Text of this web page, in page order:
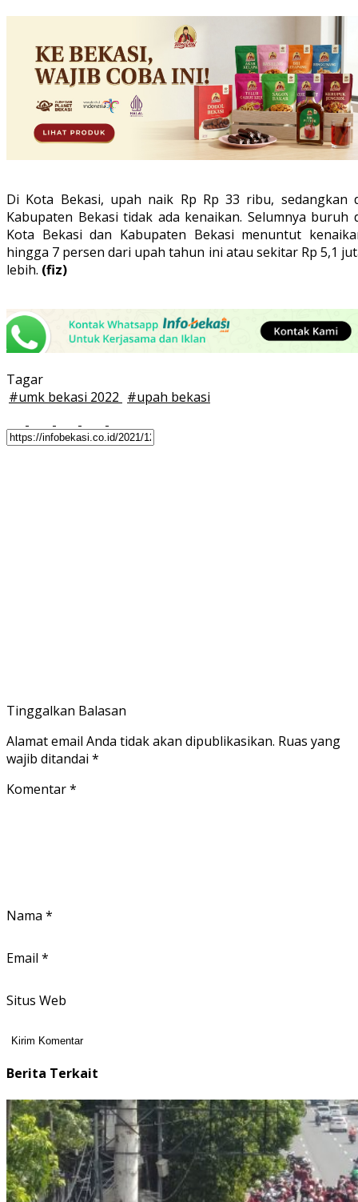
Di Kota Bekasi, upah naik Rp Rp 33 ribu, sedangkan
Kabupaten Bekasi tidak ada kenaikan. Selumnya buruh
Kota Bekasi dan Kabupaten Bekasi menuntut
hingga 7 persen dari upah tahun ini atau sekitar Rp 5,1
lebih. (fiz)
Tagar
#umk bekasi 2022 #upah bekasi
Tinggalkan Balasan
Alamat email Anda tidak akan dipublikasikan. Ruas yang
wajib ditandai *
Komentar*
Nama *
Email *
Situs Web
Berita Terkait